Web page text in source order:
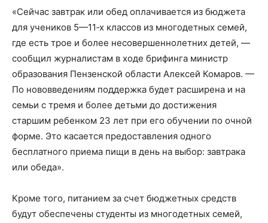
«Сейчас завтрак или обед оплачивается из бюджета
для учеников 5—11‑х классов из многодетных семей,
где есть трое и более несовершеннолетних детей, —
сообщил журналистам в ходе брифинга министр
образования Пензенской области Алексей Комаров. —
По нововведениям поддержка будет расширена и на
семьи с тремя и более детьми до достижения
старшим ребенком 23 лет при его обучении по очной
форме. Это касается предоставления одного
бесплатного приема пищи в день на выбор: завтрака
или обеда».
Кроме того, питанием за счет бюджетных средств
будут обеспечены студенты из многодетных семей,